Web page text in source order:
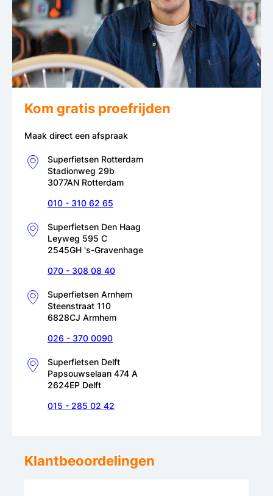
Kom gratis proefrijden
Maak direct een afspraak
Superfietsen Rotterdam
Stadionweg 29b
3077AN Rotterdam
010 - 310 62 65
Superfietsen Den Haag
Leyweg 595 C
2545GH 's-Gravenhage
070 - 308 08 40
Superfietsen Arnhem
Steenstraat 110
6828CJ Armhem
026 - 370 0090
Superfietsen Delft
Papsouwselaan 474 A
2624EP Delft
015 - 285 02 42
Klantbeoordelingen